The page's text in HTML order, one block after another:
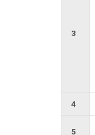
3
4
5